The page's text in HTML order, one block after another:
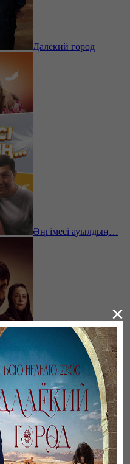
Далёкий город
Әңгімесі ауылдың…
Ветреный
×